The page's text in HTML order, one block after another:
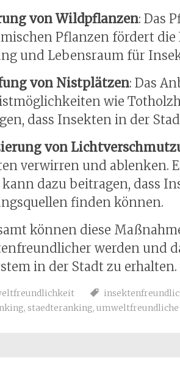
von Wildpflanzen: Das
Pflanzen fördert
und Lebensraum für
von Nistplätzen: Das
wie
dass Insekten in der
von
verwirren und ablenken.
dazu beitragen, dass
finden können.
können diese
werden und
in der Stadt zu erhalten.
, staedteranking, umweltfreundliche